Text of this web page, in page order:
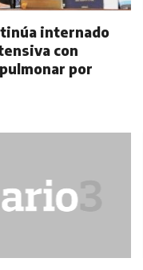
internado
con
por